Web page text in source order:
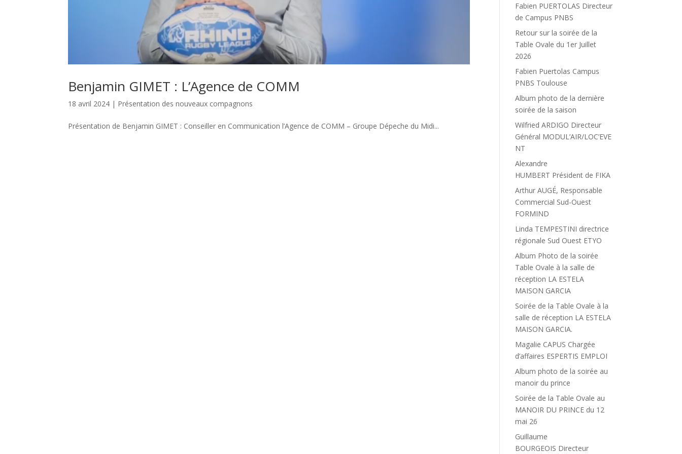
Benjamin GIMET : L’Agence de COMM
18 avril 2024 | Présentation des nouveaux compagnons
Présentation de Benjamin GIMET : Conseiller en Communication l’Agence de COMM – Groupe Dépeche du Midi...
Fabien PUERTOLAS Directeur
de Campus PNBS
Retour sur la soirée de la
Table Ovale du 1er Juillet
2026
Fabien Puertolas Campus
PNBS Toulouse
Album photo de la dernière
soirée de la saison
Wilfried ARDIGO Directeur
Général MODUL’AIR/LOC’EVE
NT
Alexandre
HUMBERT Président de FIKA
Arthur AUGÉ, Responsable
Commercial Sud-Ouest
FORMIND
Linda TEMPESTINI directrice
régionale Sud Ouest ETYO
Album Photo de la soirée
Table Ovale à la salle de
réception LA ESTELA
MAISON GARCIA
Soirée de la Table Ovale à la
salle de réception LA ESTELA
MAISON GARCIA.
Magalie CAPUS Chargée
d’affaires ESPERTIS EMPLOI
Album photo de la soirée au
manoir du prince
Soirée de la Table Ovale au
MANOIR DU PRINCE du 12
mai 26
Guillaume
BOURGEOIS Directeur